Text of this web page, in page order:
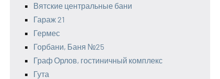
Вятские центральные бани
Гараж 21
Гермес
Горбани, Баня №25
Граф Орлов, гостиничный комплекс
Гута